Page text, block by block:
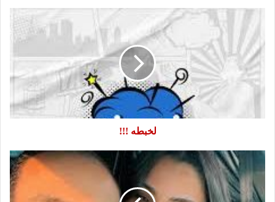
لخبطه
لخبطه !!!
مش
بعرف